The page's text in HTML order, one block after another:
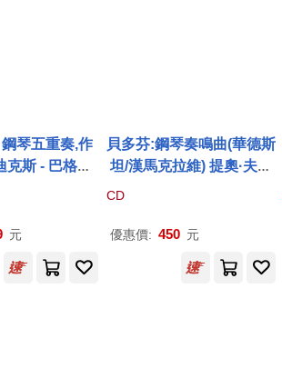
琴五重奏,作
克斯 - 巴格利
魯米娜 (鋼琴)
琴) / 姚姗姗
18 / Weinb
元
貝多芬:鋼琴奏鳴曲(華德斯
坦/漢馬克拉維) 提奧·夫先
納黑 鋼琴(Theo Fouchen
stein & Hammerklavier)
CD
優惠價: 450 元